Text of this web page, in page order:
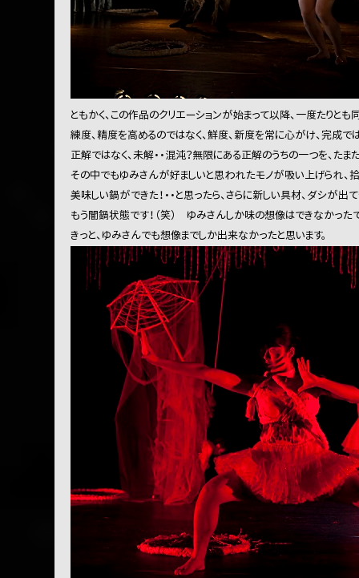
ともかく、この作品のクリエーションが始まって以降、一度たりとも
練度、精度を高めるのではなく、鮮度、新度を常に心がけ、完成で
正解ではなく、未解・・混沌？無限にある正解のうちの一つを、たま
その中でもゆみさんが好ましいと思われたモノが吸い上げられ、
美味しい鍋ができた！・・と思ったら、さらに新しい具材、ダシが出
もう闇鍋状態です！（笑） ゆみさんしか味の想像はできなかったで
きっと、ゆみさんでも想像までしか出来なかったと思います。